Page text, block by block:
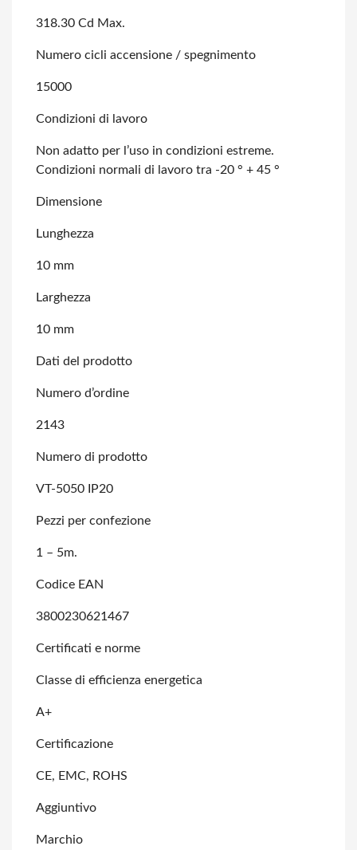
318.30 Cd Max.
Numero cicli accensione / spegnimento
15000
Condizioni di lavoro
Non adatto per l’uso in condizioni estreme.
Condizioni normali di lavoro tra -20 ° + 45 °
Dimensione
Lunghezza
10 mm
Larghezza
10 mm
Dati del prodotto
Numero d’ordine
2143
Numero di prodotto
VT-5050 IP20
Pezzi per confezione
1 – 5m.
Codice EAN
3800230621467
Certificati e norme
Classe di efficienza energetica
A+
Certificazione
CE, EMC, ROHS
Aggiuntivo
Marchio